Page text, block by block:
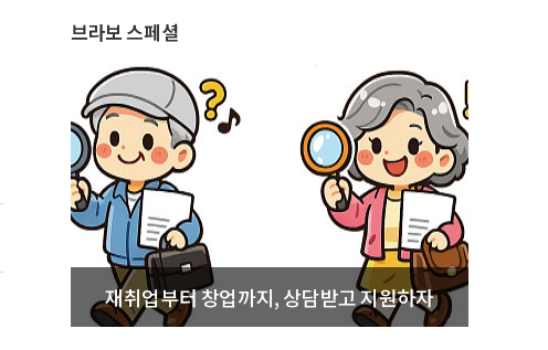
브라보 스페셜
재취업부터 창업까지, 상담받고 지원하자